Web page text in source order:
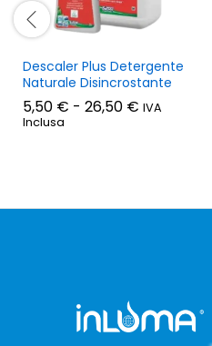
Descaler Plus Detergente
Naturale Disincrostante
5,50 € - 26,50 € Fascia
IVA
Inclusa